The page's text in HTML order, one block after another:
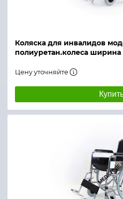
Коляска для инвалидов
полиуретан.колеса
Цену уточняйте